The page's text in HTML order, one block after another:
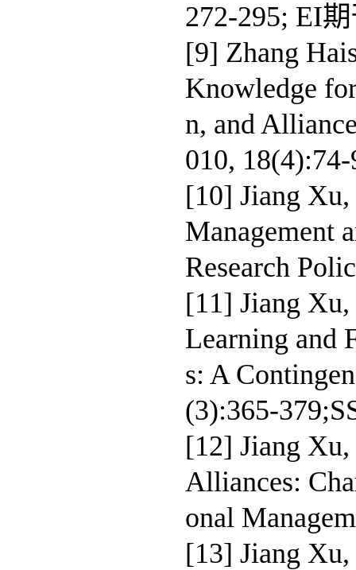
272-295; EI
[9] Zhang
Knowledge
n, and
010,
[10] Jiang
Management
Research
[11] Jiang
Learning and
s: A
(3):365-
[12] Jiang
Alliances:
onal
[13] Jiang Xu,